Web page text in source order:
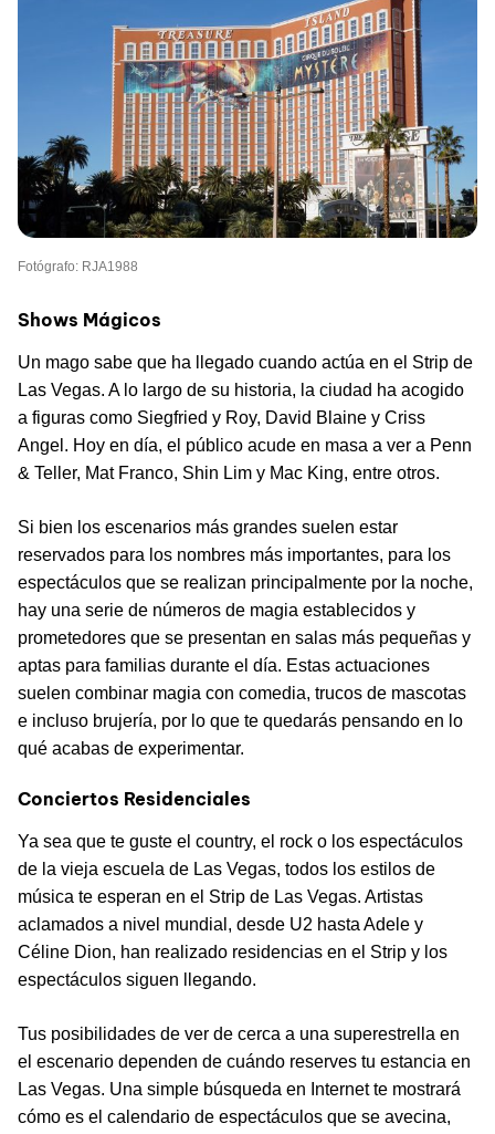
Fotógrafo: RJA1988
Shows Mágicos
Un mago sabe que ha llegado cuando actúa en el Strip de
Las Vegas. A lo largo de su historia, la ciudad ha acogido
a figuras como Siegfried y Roy, David Blaine y Criss
Angel. Hoy en día, el público acude en masa a ver a Penn
& Teller, Mat Franco, Shin Lim y Mac King, entre otros.
Si bien los escenarios más grandes suelen estar
reservados para los nombres más importantes, para los
espectáculos que se realizan principalmente por la noche,
hay una serie de números de magia establecidos y
prometedores que se presentan en salas más pequeñas y
aptas para familias durante el día. Estas actuaciones
suelen combinar magia con comedia, trucos de mascotas
e incluso brujería, por lo que te quedarás pensando en lo
qué acabas de experimentar.
Conciertos Residenciales
Ya sea que te guste el country, el rock o los espectáculos
de la vieja escuela de Las Vegas, todos los estilos de
música te esperan en el Strip de Las Vegas. Artistas
aclamados a nivel mundial, desde U2 hasta Adele y
Céline Dion, han realizado residencias en el Strip y los
espectáculos siguen llegando.
Tus posibilidades de ver de cerca a una superestrella en
el escenario dependen de cuándo reserves tu estancia en
Las Vegas. Una simple búsqueda en Internet te mostrará
cómo es el calendario de espectáculos que se avecina,